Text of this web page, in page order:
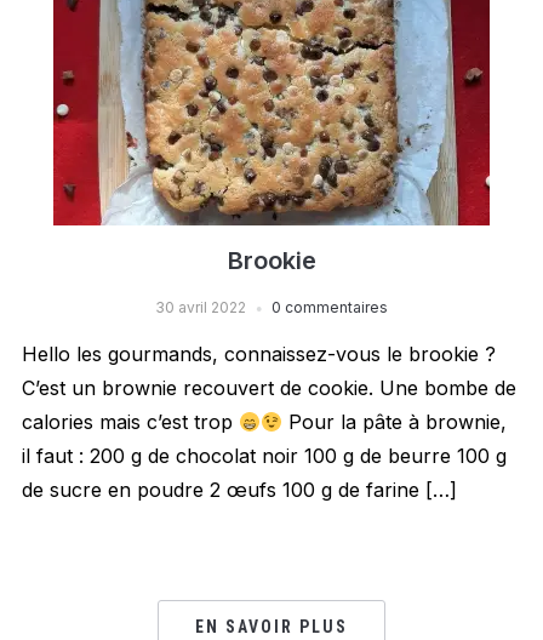
Brookie
30 avril 2022 0 commentaires
Hello les gourmands, connaissez-vous le brookie ?
C’est un brownie recouvert de cookie. Une bombe de
calories mais c’est trop
Pour la pâte à brownie,
il faut : 200 g de chocolat noir 100 g de beurre 100 g
de sucre en poudre 2 œufs 100 g de farine […]
EN SAVOIR PLUS